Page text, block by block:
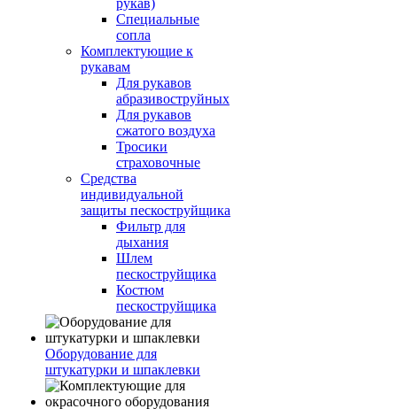
рукав)
Специальные
сопла
Комплектующие к
рукавам
Для рукавов
абразивоструйных
Для рукавов
сжатого воздуха
Тросики
страховочные
Средства
индивидуальной
защиты пескоструйщика
Фильтр для
дыхания
Шлем
пескоструйщика
Костюм
пескоструйщика
Оборудование для
штукатурки и шпаклевки